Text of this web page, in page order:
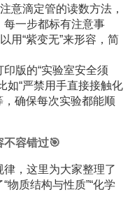
意滴定管的读数方法，
一步都标有注意事
用“紫变无”来形容，简
版的“实验室安全须
如“严禁用手直接接触化
，确保每次实验都能顺
不容错过🎯
，这里为大家整理了
物质结构与性质”“化学